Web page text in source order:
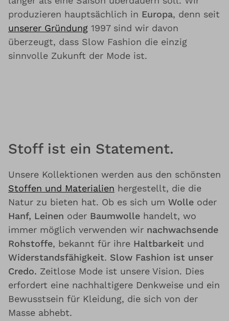
produzieren hauptsächlich in Europa, denn seit
unserer Gründung 1997 sind wir davon
überzeugt, dass Slow Fashion die einzig
sinnvolle Zukunft der Mode ist.
Stoff ist ein Statement.
Unsere Kollektionen werden aus den schönsten
Stoffen und Materialien hergestellt, die die
Natur zu bieten hat. Ob es sich um Wolle oder
Hanf, Leinen oder Baumwolle handelt, wo
immer möglich verwenden wir nachwachsende
Rohstoffe, bekannt für ihre Haltbarkeit und
Widerstandsfähigkeit. Slow Fashion ist unser
Credo. Zeitlose Mode ist unsere Vision. Dies
erfordert eine nachhaltigere Denkweise und ein
Bewusstsein für Kleidung, die sich von der
Masse abhebt.